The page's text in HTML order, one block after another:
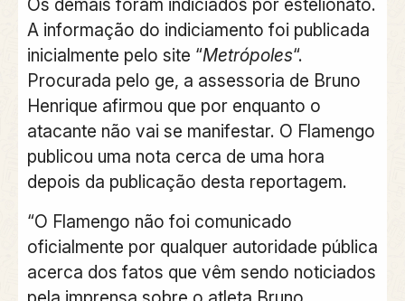
Os demais foram indiciados por estelionato.
A informação do indiciamento foi publicada
inicialmente pelo site “Metrópoles“.
Procurada pelo ge, a assessoria de Bruno
Henrique afirmou que por enquanto o
atacante não vai se manifestar. O Flamengo
publicou uma nota cerca de uma hora
depois da publicação desta reportagem.
“O Flamengo não foi comunicado
oficialmente por qualquer autoridade pública
acerca dos fatos que vêm sendo noticiados